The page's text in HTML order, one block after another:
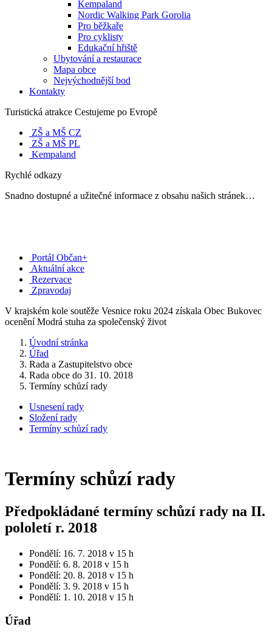
Kempaland
Nordic Walking Park Gorolia
Pro běžkaře
Pro cyklisty
Edukační hřiště
Ubytování a restaurace
Mapa obce
Nejvýchodnější bod
Kontakty
Turistická atrakce Cestujeme po Evropě
ZŠ a MŠ CZ
ZŠ a MŠ PL
Kempaland
Rychlé odkazy
Snadno dostupné a užitečné informace z obsahu našich stránek…
Portál Občan+
Aktuální akce
Rezervace
Zpravodaj
V krajském kole soutěže Vesnice roku 2024 získala Obec Bukovec
ocenění Modrá stuha za společenský život
Úvodní stránka
Úřad
Rada a Zastupitelstvo obce
Rada obce do 31. 10. 2018
Termíny schůzí rady
Usnesení rady
Složení rady
Termíny schůzí rady
Termíny schůzí rady
Předpokládané termíny schůzí rady na II.
pololetí r. 2018
Pondělí: 16. 7. 2018 v 15 h
Pondělí: 6. 8. 2018 v 15 h
Pondělí: 20. 8. 2018 v 15 h
Pondělí: 3. 9. 2018 v 15 h
Pondělí: 1. 10. 2018 v 15 h
Úřad